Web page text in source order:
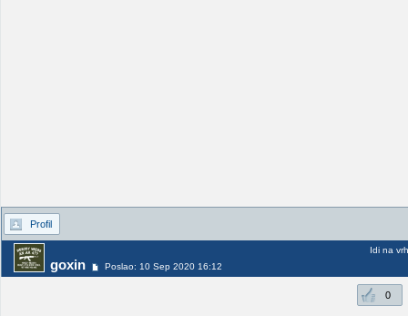
Profil
goxin Poslao: 10 Sep 2020 16:12
Idi na vrh
0